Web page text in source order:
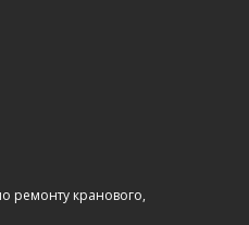
ремонту кранового,